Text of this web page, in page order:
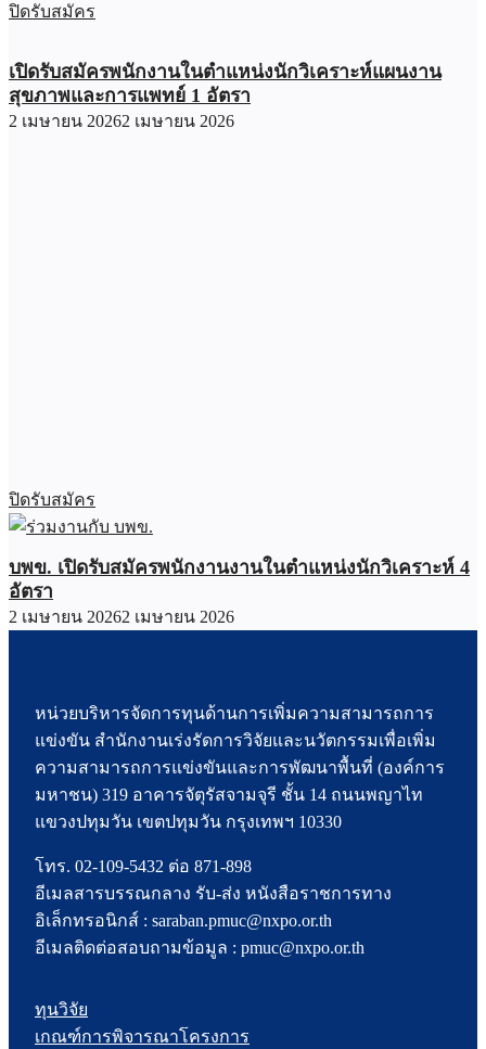
ปิดรับสมัคร
เปิดรับสมัครพนักงานในตำแหน่งนักวิเคราะห์แผนงาน
สุขภาพและการแพทย์ 1 อัตรา
2 เมษายน 20262 เมษายน 2026
ปิดรับสมัคร
บพข. เปิดรับสมัครพนักงานงานในตำแหน่งนักวิเคราะห์ 4
อัตรา
2 เมษายน 20262 เมษายน 2026
หน่วยบริหารจัดการทุนด้านการเพิ่มความสามารถการ
แข่งขัน สำนักงานเร่งรัดการวิจัยและนวัตกรรมเพื่อเพิ่ม
ความสามารถการแข่งขันและการพัฒนาพื้นที่ (องค์การ
มหาชน) 319 อาคารจัตุรัสจามจุรี ชั้น 14 ถนนพญาไท
แขวงปทุมวัน เขตปทุมวัน กรุงเทพฯ 10330
โทร. 02-109-5432 ต่อ 871-898
อีเมลสารบรรณกลาง รับ-ส่ง หนังสือราชการทาง
อิเล็กทรอนิกส์ : saraban.pmuc@nxpo.or.th
อีเมลติดต่อสอบถามข้อมูล : pmuc@nxpo.or.th
ทุนวิจัย
เกณฑ์การพิจารณาโครงการ